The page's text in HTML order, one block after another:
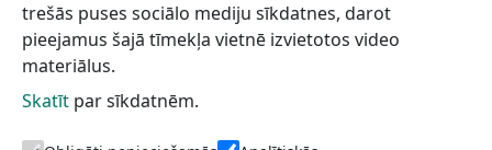
Vēlos saņemt jaunumus uz norādīto e-pasta adresi.
Informācijai
trešās puses sociālo mediju sīkdatnes, darot
pieejamus šajā tīmekļa vietnē izvietotos video
materiālus.
Skatīt par sīkdatnēm.